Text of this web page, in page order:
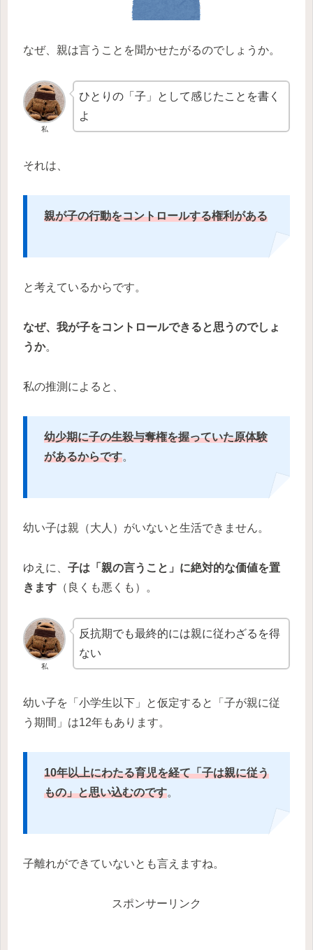
なぜ、親は言うことを聞かせたがるのでしょうか。
私
ひとりの「子」として感じたことを書く
よ
それは、
親が子の行動をコントロールする権利がある
と考えているからです。
なぜ、我が子をコントロールできると思うのでしょ
うか。
私の推測によると、
幼少期に子の生殺与奪権を握っていた原体験
があるからです。
幼い子は親（大人）がいないと生活できません。
ゆえに、 子は「親の言うこと」に絶対的な価値を置
きます （良くも悪くも）。
私
反抗期でも最終的には親に従わざるを得
ない
幼い子を「小学生以下」と仮定すると「子が親に従
う期間」は12年もあります。
10年以上にわたる育児を経て「子は親に従う
もの」と思い込むのです。
子離れができていないとも言えますね。
スポンサーリンク